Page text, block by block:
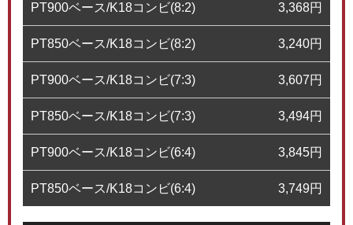
PT900ベース/K18コンビ(8:2) 3,368円
PT850ベース/K18コンビ(8:2) 3,240円
PT900ベース/K18コンビ(7:3) 3,607円
PT850ベース/K18コンビ(7:3) 3,494円
PT900ベース/K18コンビ(6:4) 3,845円
PT850ベース/K18コンビ(6:4) 3,749円